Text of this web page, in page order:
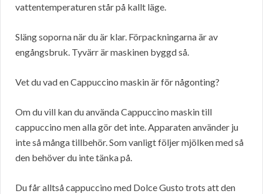
vattentemperaturen står på kallt läge.
Släng soporna när du är klar. Förpackningarna är av
engångsbruk. Tyvärr är maskinen byggd så.
Vet du vad en Cappuccino maskin är för någonting?
Om du vill kan du använda Cappuccino maskin till
cappuccino men alla gör det inte. Apparaten använder ju
inte så många tillbehör. Som vanligt följer mjölken med så
den behöver du inte tänka på.
Du får alltså cappuccino med Dolce Gusto trots att den